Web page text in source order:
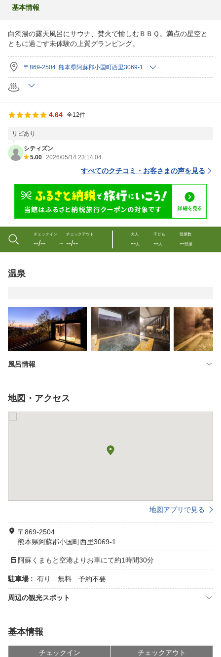
基本情報
白濁湯の露天風呂にサウナ、焚火で愉しむＢＢＱ。満点の星空と
ともに過ごす未体験の上質グランピング。
〒869-2504 熊本県阿蘇郡小国町西里3069-1
4.64 全12件
リピあり
シティズン
5.00 2026/05/14 23:14:04
すべてのクチコミ・お客さまの声を見る
チェックイン
--/-- 〜
チェックアウト
--/--
大人
--人
子ども
--人
部屋数
--部屋
温泉
風呂情報
地図・アクセス
地図アプリで見る
〒869-2504
熊本県阿蘇郡小国町西里3069-1
阿蘇くまもと空港よりお車にて約1時間30分
駐車場 : 有り 無料 予約不要
周辺の観光スポット
基本情報
チェックイン
チェックアウト